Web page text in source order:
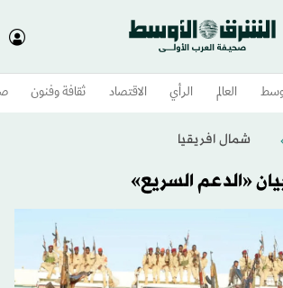
العالم الرأي الاقتصاد ثقافة وفنون
شمال افريقيا
«الدعم السريع»